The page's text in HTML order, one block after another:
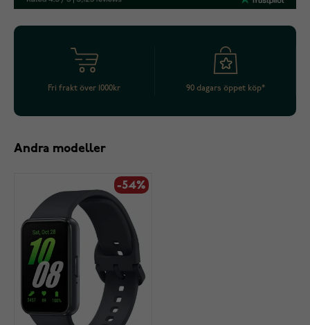
Fri frakt över 1000kr 90 dagars öppet köp*
Andra modeller
-54%